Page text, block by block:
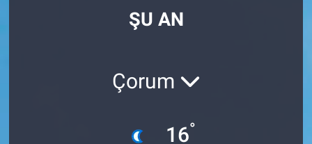
ŞU AN
Çorum
16°